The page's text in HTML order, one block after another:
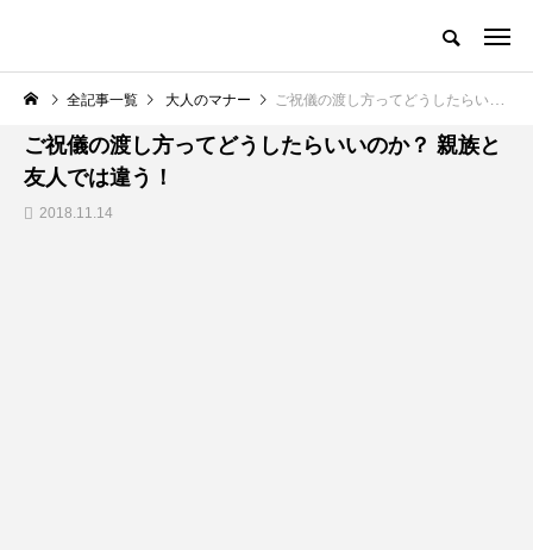
全記事一覧 大人のマナー ご祝儀の渡し方ってどうしたらいいのか？ 親族と友人では違う！
大人のマナー
ご祝儀の渡し方ってどうしたらいいのか？ 親族と
友人では違う！
2018.11.14